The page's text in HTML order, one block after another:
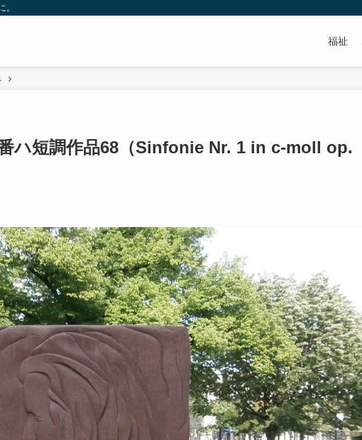
。
福祉
ハ短調作品68（Sinfonie Nr. 1 in c-moll op.